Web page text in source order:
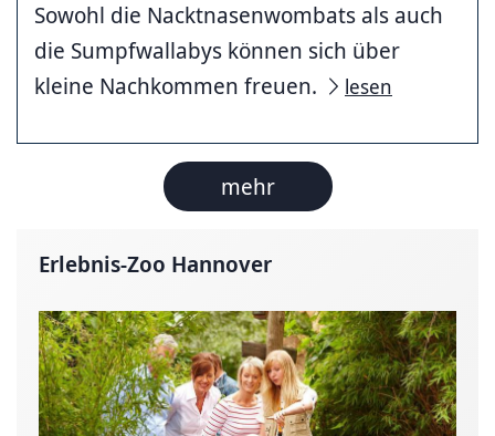
Sowohl die Nacktnasenwombats als auch
die Sumpfwallabys können sich über
kleine Nachkommen freuen.
lesen
mehr
Erlebnis-Zoo Hannover